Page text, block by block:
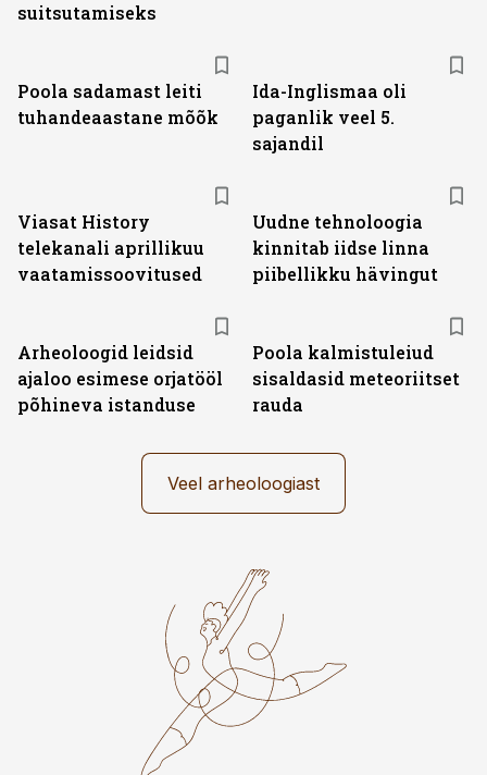
suitsutamiseks
Poola sadamast leiti
tuhandeaastane mõõk
Ida-Inglismaa oli
paganlik veel 5.
sajandil
Viasat History
telekanali aprillikuu
vaatamissoovitused
Uudne tehnoloogia
kinnitab iidse linna
piibellikku hävingut
Arheoloogid leidsid
ajaloo esimese orjatööl
põhineva istanduse
Poola kalmistuleiud
sisaldasid meteoriitset
rauda
Veel arheoloogiast